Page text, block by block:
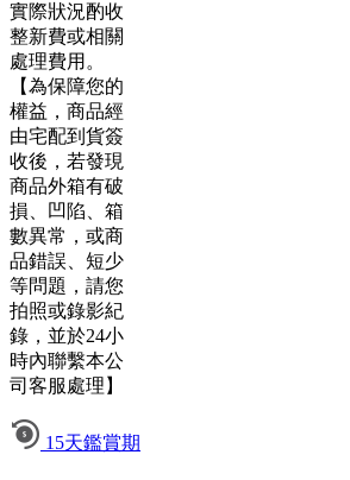
實際狀況酌收
整新費或相關
處理費用。
【為保障您的
權益，商品經
由宅配到貨簽
收後，若發現
商品外箱有破
損、凹陷、箱
數異常，或商
品錯誤、短少
等問題，請您
拍照或錄影紀
錄，並於24小
時內聯繫本公
司客服處理】
15天鑑賞期